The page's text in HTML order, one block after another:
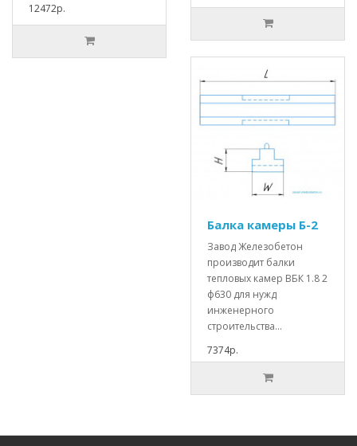
12472р.
Балка камеры Б-2
Завод Железобетон
производит балки
тепловых камер ВБК 1.8 2
ф630 для нужд
инженерного
строительства...
7374р.